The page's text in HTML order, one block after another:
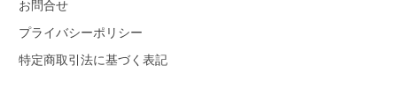
お問合せ
プライバシーポリシー
特定商取引法に基づく表記